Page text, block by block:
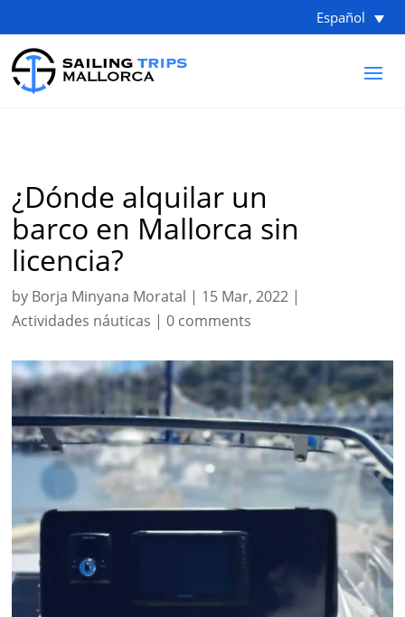
Español
¿Dónde alquilar un
barco en Mallorca sin
licencia?
by Borja Minyana Moratal | 15 Mar, 2022 |
Actividades náuticas |0 comments